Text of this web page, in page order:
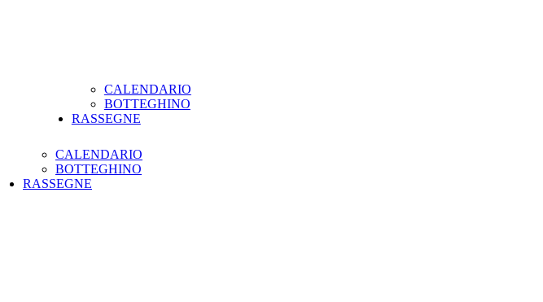
CALENDARIO
BOTTEGHINO
RASSEGNE
CALENDARIO
BOTTEGHINO
RASSEGNE